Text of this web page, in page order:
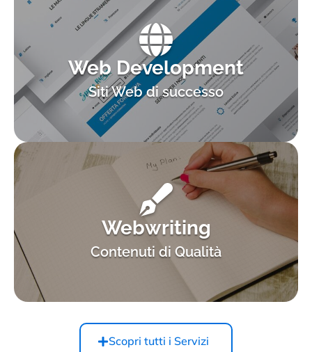
Web Development
Siti Web di successo
Webwriting
Contenuti di Qualità
Scopri tutti i Servizi